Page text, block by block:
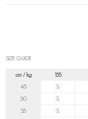
SIZE GUIDE
cm / kg 155
45
S
50
S
55
S